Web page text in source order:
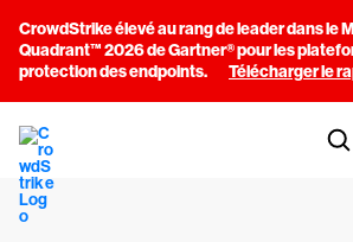
CrowdStrike élevé au rang de leader dans le
Quadrant™ 2026 de Gartner® pour les
protection des endpoints.
Télécharger le